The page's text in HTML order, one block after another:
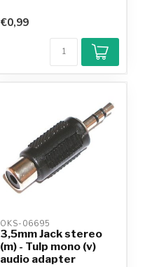
€0,99
OKS-06695
3,5mm Jack stereo
(m) - Tulp mono (v)
audio adapter